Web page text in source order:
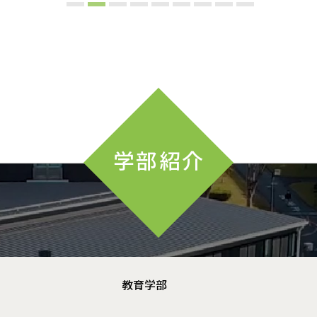
学部紹介
教育学部